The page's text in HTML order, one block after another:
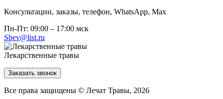
Консультации, заказы, телефон, WhatsApp, Мах
Пн-Пт: 09:00 – 17:00 мск
Sbev@list.ru
Лекарственные травы
Заказать звонок
Все права защищены © Лечат Травы, 2026